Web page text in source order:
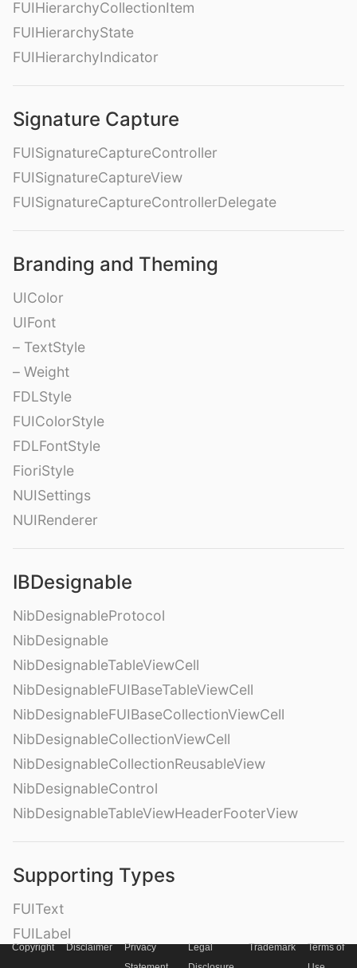
FUIHierarchyCollectionItem
FUIHierarchyState
FUIHierarchyIndicator
Signature Capture
FUISignatureCaptureController
FUISignatureCaptureView
FUISignatureCaptureControllerDelegate
Branding and Theming
UIColor
UIFont
– TextStyle
– Weight
FDLStyle
FUIColorStyle
FDLFontStyle
FioriStyle
NUISettings
NUIRenderer
IBDesignable
NibDesignableProtocol
NibDesignable
NibDesignableTableViewCell
NibDesignableFUIBaseTableViewCell
NibDesignableFUIBaseCollectionViewCell
NibDesignableCollectionViewCell
NibDesignableCollectionReusableView
NibDesignableControl
NibDesignableTableViewHeaderFooterView
Supporting Types
FUIText
FUILabel
FUIImageView
Copyright Disclaimer
Privacy
Legal
Trademark
Terms of